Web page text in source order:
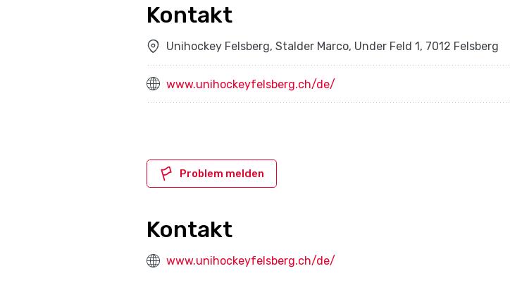
Kontakt
Unihockey Felsberg, Stalder Marco, Under Feld 1, 7012 Felsberg
www.unihockeyfelsberg.ch/de/
Problem melden
Kontakt
www.unihockeyfelsberg.ch/de/